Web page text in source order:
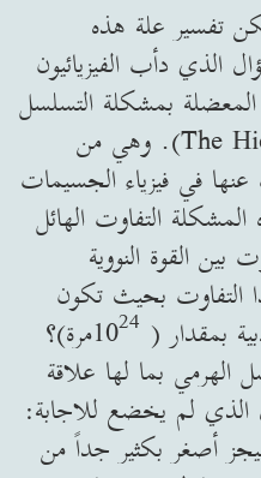
تفسير علة هذه
الذي دأب الفيزيائيون
بمشكلة التسلسل
الهرمي (The Hierarchy Problem). وهي من
في فيزياء الجسيمات
التفاوت الهائل
بين القوة النووية
التفاوت بحيث تكون
بمقدار ( 10 24
مرة)؟
الهرمي بما لها علاقة
لم يخضع للاجابة:
أصغر بكثير جداً من